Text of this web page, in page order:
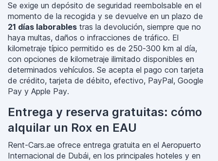
Se exige un depósito de seguridad reembolsable en el
momento de la recogida y se devuelve en un plazo de
21 días laborables tras la devolución, siempre que no
haya multas, daños o infracciones de tráfico. El
kilometraje típico permitido es de 250-300 km al día,
con opciones de kilometraje ilimitado disponibles en
determinados vehículos. Se acepta el pago con tarjeta
de crédito, tarjeta de débito, efectivo, PayPal, Google
Pay y Apple Pay.
Entrega y reserva gratuitas: cómo
alquilar un Rox en EAU
Rent-Cars.ae ofrece entrega gratuita en el Aeropuerto
Internacional de Dubái, en los principales hoteles y en